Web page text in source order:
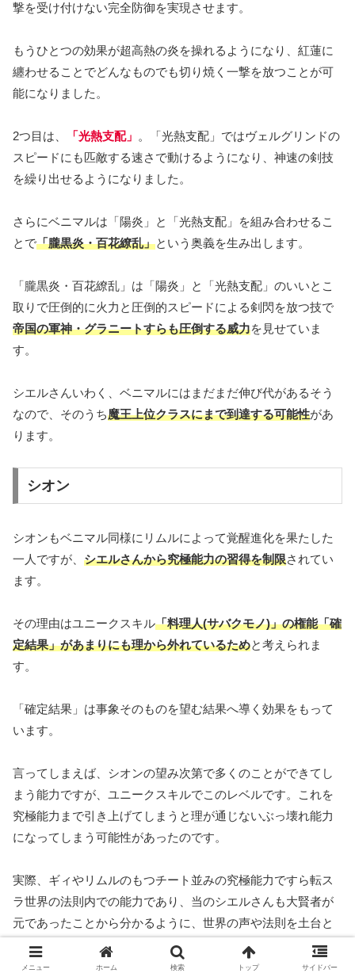
撃を受け付けない完全防御を実現させます。
もうひとつの効果が超高熱の炎を操れるようになり、紅蓮に
纏わせることでどんなものでも切り焼く一撃を放つことが可
能になりました。
2つ目は、 「光熱支配」 。「光熱支配」ではヴェルグリンドの
スピードにも匹敵する速さで動けるようになり、神速の剣技
を繰り出せるようになりました。
さらにベニマルは「陽炎」と「光熱支配」を組み合わせるこ
とで「朧黒炎・百花繚乱」という奥義を生み出します。
「朧黒炎・百花繚乱」は「陽炎」と「光熱支配」のいいとこ
取りで圧倒的に火力と圧倒的スピードによる剣閃を放つ技で
帝国の軍神・グラニートすらも圧倒する威力を見せていま
す。
シエルさんいわく、ベニマルにはまだまだ伸び代があるそう
なので、そのうち魔王上位クラスにまで到達する可能性があ
ります。
シオン
シオンもベニマル同様にリムルによって覚醒進化を果たした
一人ですが、 シエルさんから究極能力の習得を制限されてい
ます。
その理由はユニークスキル「料理人(サバクモノ)」の権能「確
定結果」があまりにも理から外れているためと考えられま
す。
「確定結果」は事象そのものを望む結果へ導く効果をもって
います。
言ってしまえば、シオンの望み次第で多くのことができてし
まう能力ですが、ユニークスキルでこのレベルです。これを
究極能力まで引き上げてしまうと理が通じないぶっ壊れ能力
になってしまう可能性があったのです。
実際、ギィやリムルのもつチート並みの究極能力ですら転ス
ラ世界の法則内での能力であり、当のシエルさんも大賢者が
元であったことから分かるように、世界の声や法則を土台と
した能力となっています。
メニュー ホーム 検索 トップ サイドバー